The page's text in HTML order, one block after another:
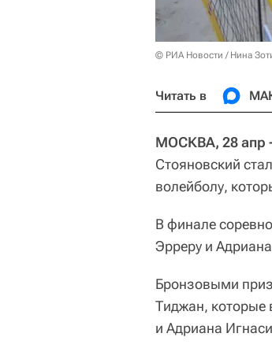
© РИА Новости / Нина
Читать в
МОСКВА, 28 апр
Стояновский
волейболу,
В финале
Эрреру и
Бронзовыми
Тиджан, которые
и Адриана